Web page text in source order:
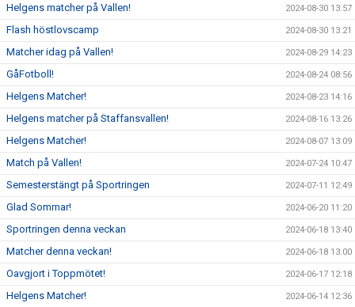
Helgens matcher på Vallen! 2024-08-30 13:57
Flash höstlovscamp 2024-08-30 13:21
Matcher idag på Vallen! 2024-08-29 14:23
GåFotboll! 2024-08-24 08:56
Helgens Matcher! 2024-08-23 14:16
Helgens matcher på Staffansvallen! 2024-08-16 13:26
Helgens Matcher! 2024-08-07 13:09
Match på Vallen! 2024-07-24 10:47
Semesterstängt på Sportringen 2024-07-11 12:49
Glad Sommar! 2024-06-20 11:20
Sportringen denna veckan 2024-06-18 13:40
Matcher denna veckan! 2024-06-18 13:00
Oavgjort i Toppmötet! 2024-06-17 12:18
Helgens Matcher! 2024-06-14 12:36